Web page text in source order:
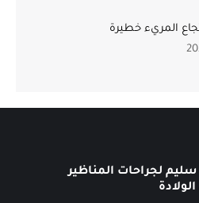
المريء خطيرة
سليم لجراحات المناظير